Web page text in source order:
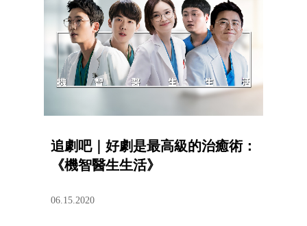
追劇吧｜好劇是最高級的治癒術：
《機智醫生生活》
06.15.2020